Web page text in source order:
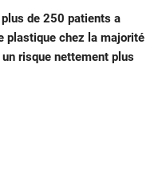
plus de 250 patients a
plastique chez la majorité
risque nettement plus